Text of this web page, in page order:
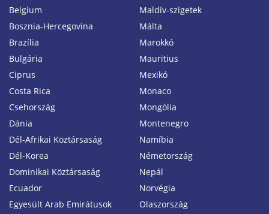
Belgium
Bosznia-Hercegovina
Brazília
Bulgária
Ciprus
Costa Rica
Csehország
Dánia
Dél-Afrikai Köztársaság
Dél-Korea
Dominikai Köztársaság
Ecuador
Egyesült Arab Emirátusok
Maldív-szigetek
Málta
Marokkó
Mauritius
Mexikó
Monaco
Mongólia
Montenegro
Namíbia
Németország
Nepál
Norvégia
Olaszország